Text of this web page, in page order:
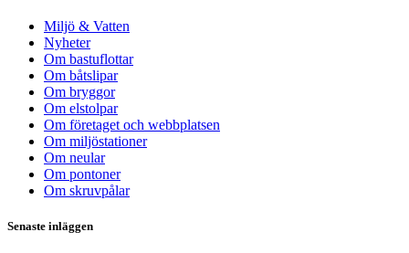
Miljö & Vatten
Nyheter
Om bastuflottar
Om båtslipar
Om bryggor
Om elstolpar
Om företaget och webbplatsen
Om miljöstationer
Om neular
Om pontoner
Om skruvpålar
Senaste inläggen